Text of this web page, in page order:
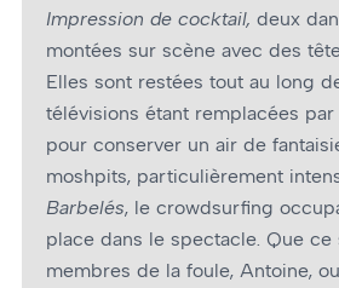
Impression de cocktail, deux
montées sur scène avec des
Elles sont restées tout au long
télévisions étant remplacées
pour conserver un air de
moshpits, particulièrement
Barbelés, le crowdsurfing
place dans le spectacle. Que ce
membres de la foule, Antoine,